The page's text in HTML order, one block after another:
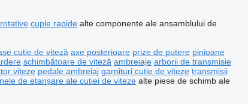
cuple rapide alte componente ale ansamblului de
cutie de viteză axe posterioare prize de putere pinioane
schimbătoare de viteză ambreiaje arborii de transmisie
viteze pedale ambreiaj garnituri cutie de viteze transmisii
de etanșare ale cutiei de viteze alte piese de schimb ale